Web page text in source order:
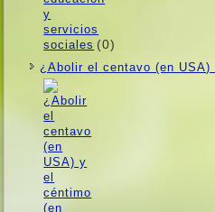
(0)
¿Abolir el centavo (en